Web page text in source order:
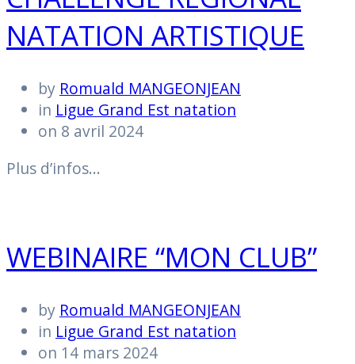
NATATION ARTISTIQUE
by Romuald MANGEONJEAN
in Ligue Grand Est natation
on 8 avril 2024
Plus d’infos…
WEBINAIRE “MON CLUB”
by Romuald MANGEONJEAN
in Ligue Grand Est natation
on 14 mars 2024